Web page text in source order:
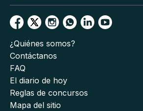
¿Quiénes somos?
Contáctanos
FAQ
El diario de hoy
Reglas de concursos
Mapa del sitio